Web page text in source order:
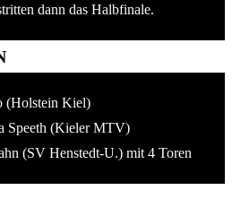
dann das Halbfinale.
(Holstein Kiel)
Speeth (Kieler MTV)
(SV Henstedt-U.) mit 4 Toren